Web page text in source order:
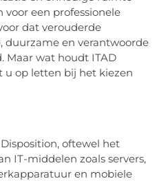
voor een professionele
dat verouderde
duurzame en verantwoorde
Maar wat houdt ITAD
u op letten bij het kiezen
oftewel het
IT-middelen zoals servers,
en mobiele